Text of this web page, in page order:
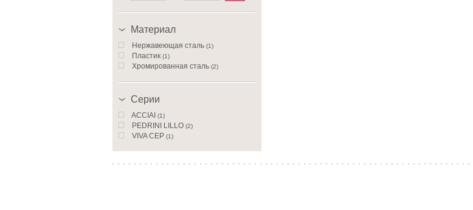
Материал
Нержавеющая сталь (1)
Пластик (1)
Хромированная сталь (2)
Серии
ACCIAI (1)
PEDRINI LILLO (2)
VIVA СЕР (1)